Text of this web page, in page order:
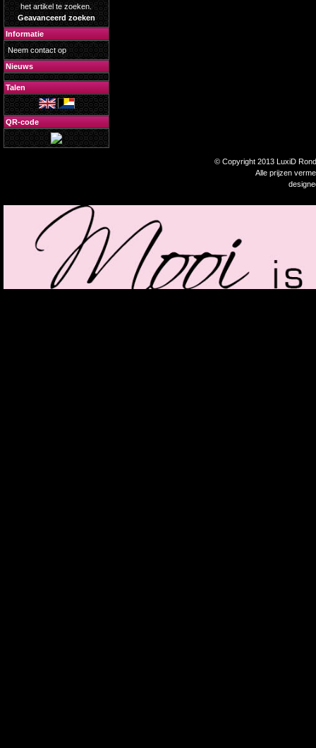
het artikel te zoeken.
Geavanceerd zoeken
Informatie
Neem contact op
Nieuws
Talen
QR-code
© Copyright 2013 LuxiD
Alle prijzen